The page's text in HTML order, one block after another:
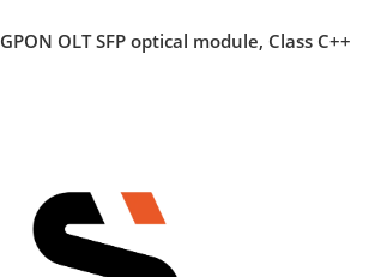
GPON OLT SFP optical module, Class C++